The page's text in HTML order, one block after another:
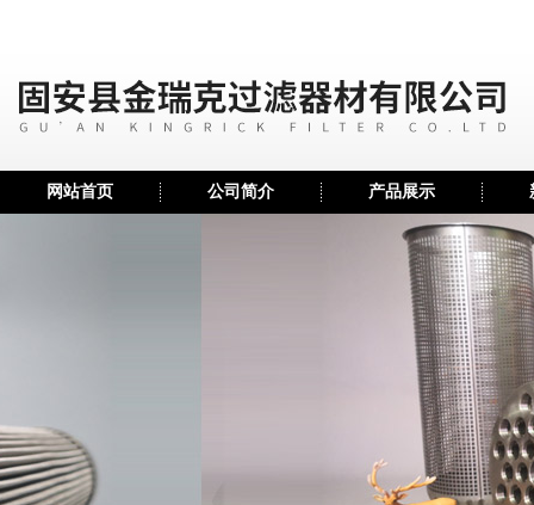
网站首页 公司简介 产品展示